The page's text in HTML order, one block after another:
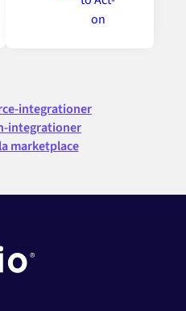
integrationer
integrationer
marketplace